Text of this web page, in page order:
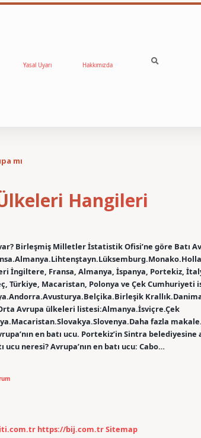
Yasal Uyarı Hakkımızda
mı
Hangileri
Birleşmiş Milletler İstatistik Ofisi’ne göre Batı
İngiltere, Fransa, Almanya, İspanya, Portekiz,
Türkiye, Macaristan, Polonya ve Çek
Avrupa ülkeleri listesi:Almanya.İsviçre.Çek
fazla makale…
en batı ucu. Portekiz’in Sintra
ucu neresi? Avrupa’nın en batı ucu: Cabo…
https://bij.com.trSitemap